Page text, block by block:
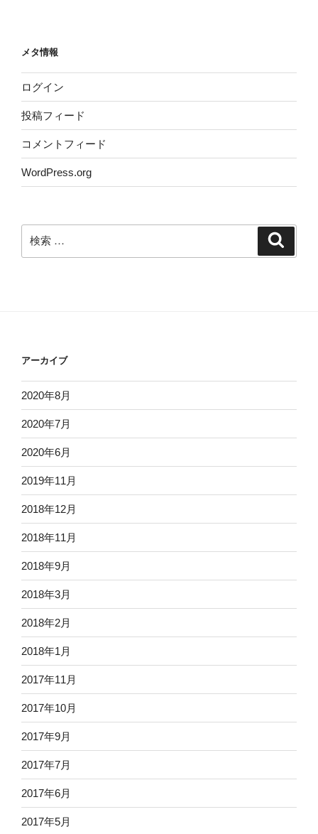
メタ情報
ログイン
投稿フィード
コメントフィード
WordPress.org
検
索:
アーカイブ
2020年8月
2020年7月
2020年6月
2019年11月
2018年12月
2018年11月
2018年9月
2018年3月
2018年2月
2018年1月
2017年11月
2017年10月
2017年9月
2017年7月
2017年6月
2017年5月